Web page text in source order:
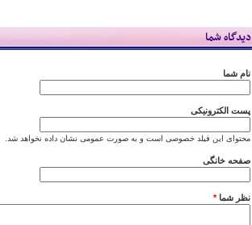
دیدگاه شما
نام شما
پست الکترونیکی
محتوای این فیلد خصوصی است و به صورت عمومی نشان داده نخواهد شد.
صفحه خانگی
نظر شما*